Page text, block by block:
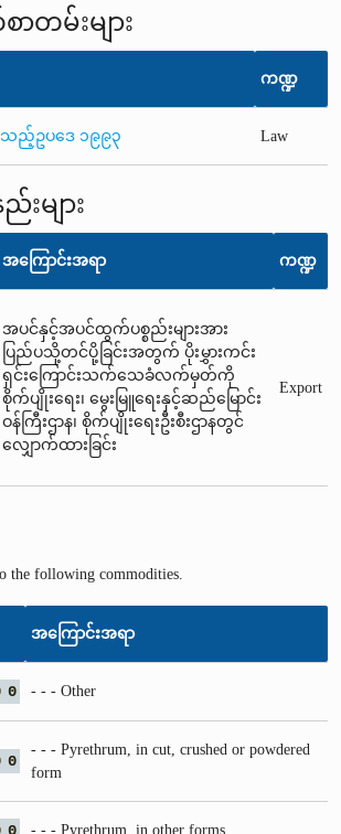
ာတမ်းများ
ကဏ္ဍ
ည့်ဥပဒေ ၁၉၉၃ Law
များ
အကြောင်းအရာ ကဏ္ဍ
အပင်နှင့်အပင်ထွက်ပစ္စည်းများအား
ပြည်ပသို့တင်ပို့ခြင်းအတွက် ပိုးမွှားကင်း
ရှင်းကြောင်းသက်သေခံလက်မှတ်ကို
စိုက်ပျိုးရေး၊ မွေးမြူရေးနှင့်ဆည်မြောင်း
ဝန်ကြီးဌာန၊ စိုက်ပျိုးရေးဦးစီးဌာနတွင်
လျှောက်ထားခြင်း
Export
the following commodities.
အကြောင်းအရာ
0 - - - Other
0
- - - Pyrethrum, in cut, crushed or powdered
form
- - - Pyrethrum, in other forms